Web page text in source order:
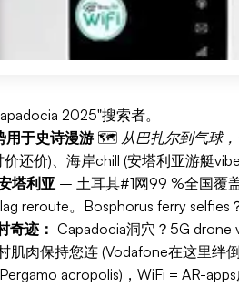
2025"搜索者。
于史诗漫游 🗺️ 从巴扎尔到气球
还价)、海岸chill (安塔利亚游艇
塔利亚 – 土耳其#1网99 %全国覆
reroute。Bosphorus ferry selfies
奇迹： Capadocia洞穴？5G drone
肉保持您连 (Vodafone在这里绊倒)
acropolis)，WiFi = AR-apps